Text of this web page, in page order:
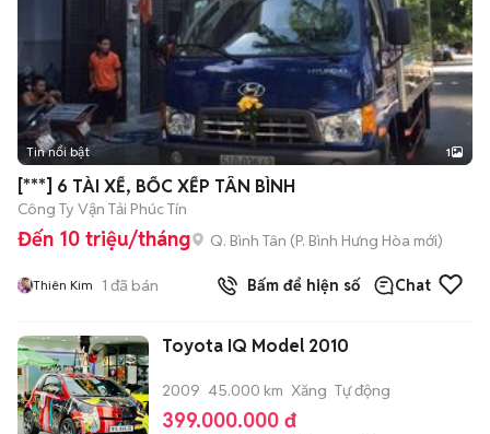
Tin nổi bật 1
[***] 6 TÀI XẾ, BỐC XẾP TÂN BÌNH
Công Ty Vận Tải Phúc Tín
Đến 10 triệu/tháng Q. Bình Tân (P. Bình Hưng Hòa mới)
Thiên Kim 1 đã bán Bấm để hiện số Chat
Toyota IQ Model 2010
2009 45.000 km Xăng Tự động
399.000.000 đ